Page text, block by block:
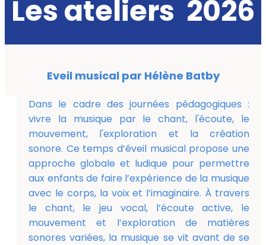
Les ateliers 2026
Eveil musical par Hélène Batby
Dans le cadre des journées pédagogiques :
vivre la musique par le chant, l'écoute, le
mouvement, l'exploration et la création
sonore. Ce temps d’éveil musical propose une
approche globale et ludique pour permettre
aux enfants de faire l’expérience de la musique
avec le corps, la voix et l’imaginaire. À travers
le chant, le jeu vocal, l’écoute active, le
mouvement et l’exploration de matières
sonores variées, la musique se vit avant de se